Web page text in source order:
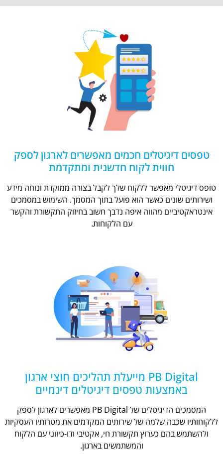
טפסים דיגיטלים חכמים מאפשרים לארגון לספק
חווית לקוח חדשנית ומתקדמת
טופס דיגיטלי מאפשר ללקוח שלך לקבל בצורה ממוקדת ונוחה מידע
ושירותים שונים כאשר הוא פועל בתוך המסמך. השימוש במסמכים
אינטראקטיביים מהווה איפה נדבך חשוב בחיזוק התקשורת והקשר
עם הלקוחות.
PB Digital מייעלת תהליכים חוצי ארגון
באמצעות טפסים דיגיטלים דינמיים
המסמכים הדיגיטלים של PB Digital מאפשרים לארגון לספק
ללקוחותיו שכבה שלמה של שירותים המקדמים את מטרותיו העסקיות
ולהשתמש בהם כערוץ תקשורת חי, אקטיבי ודו-כיווני עם הלקוח
והמשתמשים בארגון.